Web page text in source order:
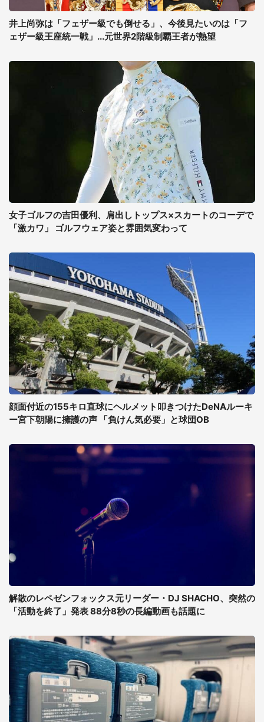
井上尚弥は「フェザー級でも倒せる」、今後見たいのは「フ
ェザー級王座統一戦」...元世界2階級制覇王者が熱望
女子ゴルフの吉田優利、肩出しトップス×スカートのコーデで
「激カワ」 ゴルフウェア姿と雰囲気変わって
顔面付近の155キロ直球にヘルメット叩きつけたDeNAルーキ
ー宮下朝陽に擁護の声 「負けん気必要」と球団OB
解散のレペゼンフォックス元リーダー・DJ SHACHO、突然の
「活動を終了」発表 88分8秒の長編動画も話題に